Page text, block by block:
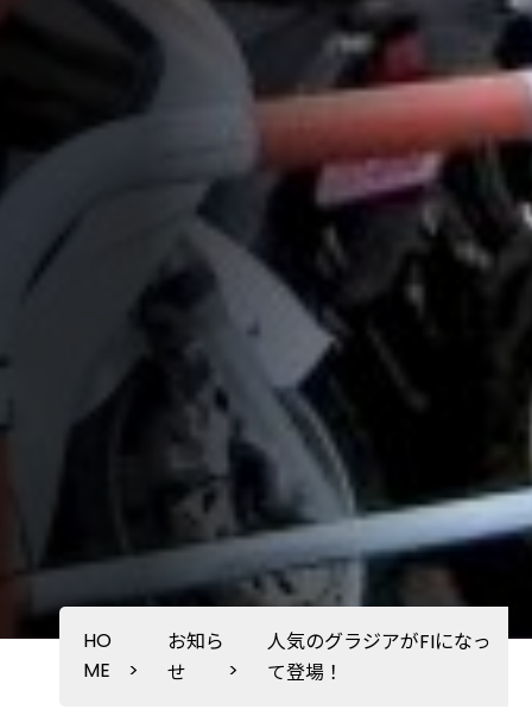
HO
ME
>
お知ら
せ
>
人気のグラジアがFIになっ
て登場！